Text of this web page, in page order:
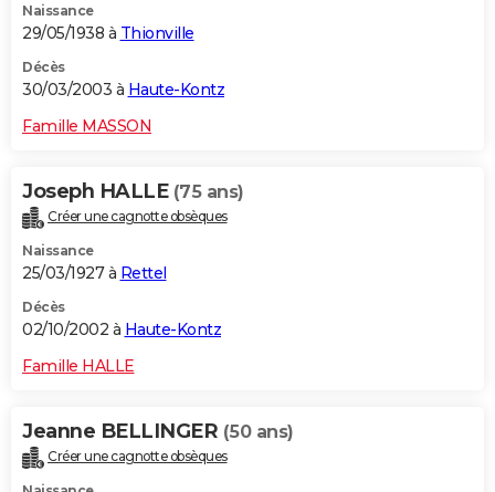
Naissance
29/05/1938 à Thionville
Décès
30/03/2003 à Haute-Kontz
Famille MASSON
Joseph HALLE (75 ans)
Créer une cagnotte obsèques
Naissance
25/03/1927 à Rettel
Décès
02/10/2002 à Haute-Kontz
Famille HALLE
Jeanne BELLINGER (50 ans)
Créer une cagnotte obsèques